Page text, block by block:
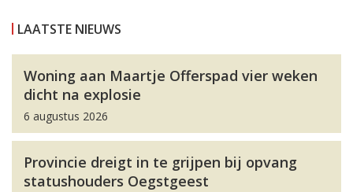
LAATSTE NIEUWS
Woning aan Maartje Offerspad vier weken
dicht na explosie
6 augustus 2026
Provincie dreigt in te grijpen bij opvang
statushouders Oegstgeest